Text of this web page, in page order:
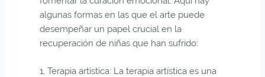
algunas formas en las que el arte puede
desempeñar un papel crucial en la
recuperación de niñas que han sufrido:
1. Terapia artística: La terapia artística es una